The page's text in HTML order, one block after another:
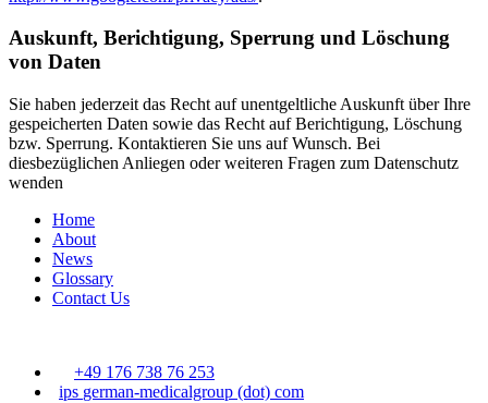
Auskunft, Berichtigung, Sperrung und Löschung
von Daten
Sie haben jederzeit das Recht auf unentgeltliche Auskunft über Ihre
gespeicherten Daten sowie das Recht auf Berichtigung, Löschung
bzw. Sperrung. Kontaktieren Sie uns auf Wunsch. Bei
diesbezüglichen Anliegen oder weiteren Fragen zum Datenschutz
wenden
Home
About
News
Glossary
Contact Us
+49 176 738 76 253
ips german-medicalgroup (dot) com